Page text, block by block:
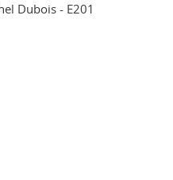
Dubois - E201